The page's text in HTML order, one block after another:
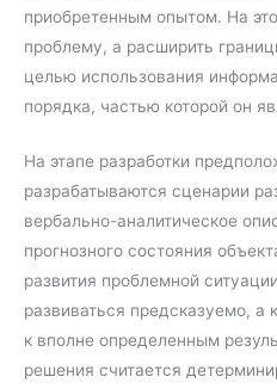
приобретенным опытом. На
проблему, а расширить
целью использования
порядка, частью которой он
На этапе разработки
разрабатываются сценарии
вербально-аналитическое
прогнозного состояния
развития проблемной
развиваться предсказуемо, а
к вполне определенным
решения считается